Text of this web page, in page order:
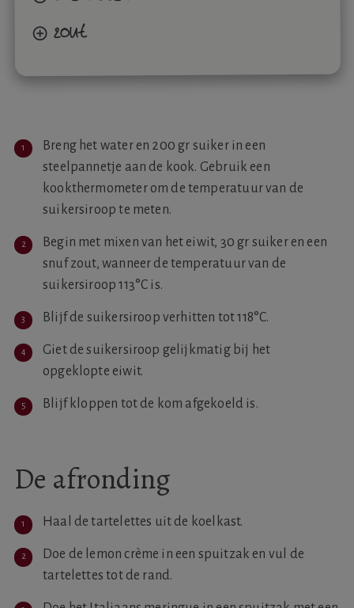
zout
Breng het water en 200 gr suiker in een
steelpannetje aan de kook. Gebruik een
kookthermometer om de temperatuur van de
suikersiroop te meten.
Begin met mixen van het eiwit, 30 gr suiker en een
snuf zout, wanneer de temperatuur van de
suikersiroop 113°C is.
Blijf de suikersiroop verhitten tot 118°C.
Giet de suikersiroop gelijkmatig bij het
opgeklopte eiwit.
Blijf kloppen tot de kom afgekoeld is.
De afronding
Haal de tartelettes uit de koelkast.
Doe de lemon crème in een spuitzak en vul de
tartelettes tot de rand.